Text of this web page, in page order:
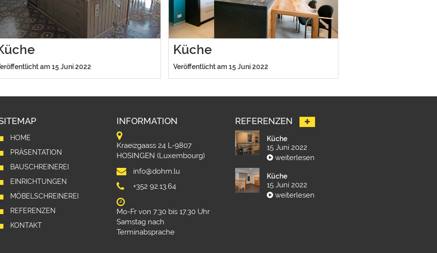
am 15 Juni 2022
Küche
Veröffentlicht am 15 Juni 2022
HOME
PRÄSENTATION
BAUSCHREINEREI
EINRICHTUNGEN
MÖBELSCHREINEREI
REFERENZEN
KONTAKT
INFORMATION
Kraeizgaass 24 L-9807
HOSINGEN (Luxembourg)
info@dohm.lu
+352 92.13.64
Mo-Fr von 7.30 bis 17.30 Uhr
Samstag nach
Terminabsprache
REFERENZEN
Küche
15 Juni 2022
weiterlesen
Küche
15 Juni 2022
weiterlesen